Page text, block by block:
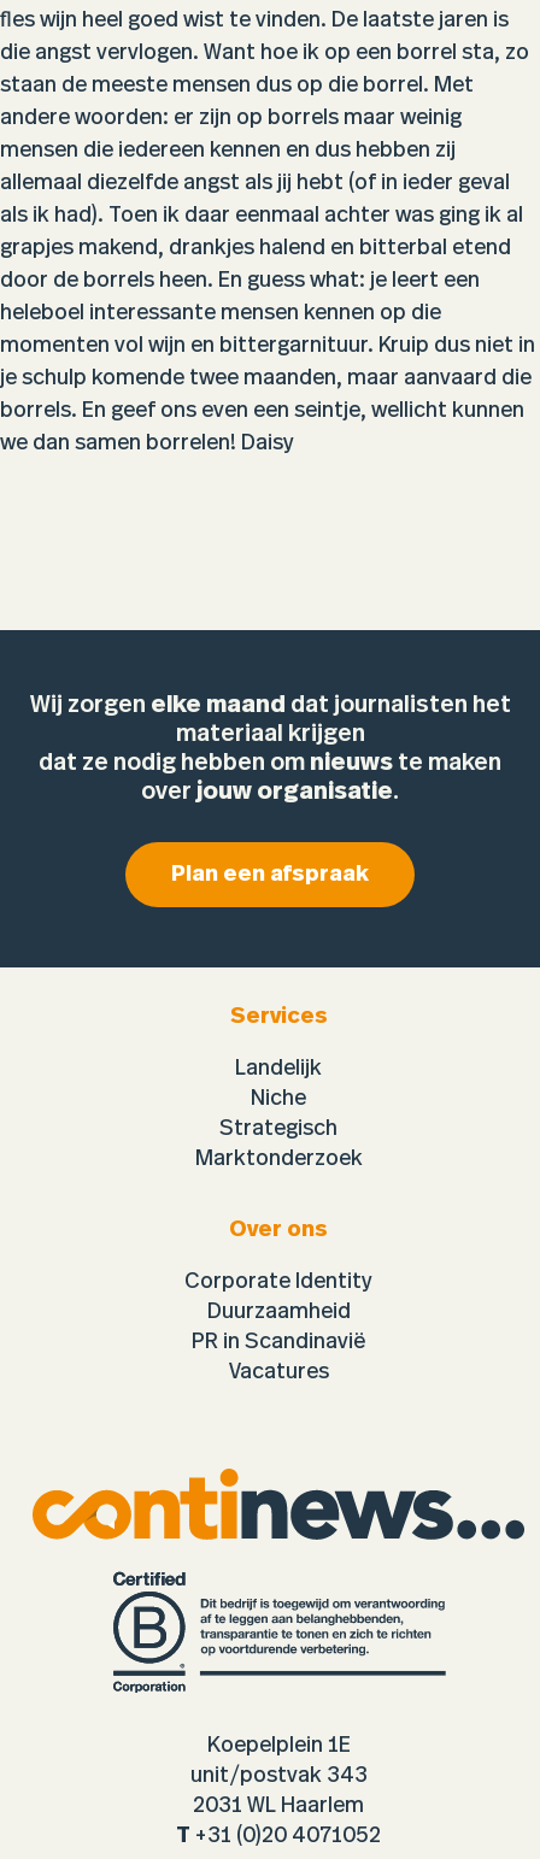
fles wijn heel goed wist te vinden. De laatste jaren is
die angst vervlogen. Want hoe ik op een borrel sta, zo
staan de meeste mensen dus op die borrel. Met
andere woorden: er zijn op borrels maar weinig
mensen die iedereen kennen en dus hebben zij
allemaal diezelfde angst als jij hebt (of in ieder geval
als ik had). Toen ik daar eenmaal achter was ging ik al
grapjes makend, drankjes halend en bitterbal etend
door de borrels heen. En guess what: je leert een
heleboel interessante mensen kennen op die
momenten vol wijn en bittergarnituur. Kruip dus niet in
je schulp komende twee maanden, maar aanvaard die
borrels. En geef ons even een seintje, wellicht kunnen
we dan samen borrelen! Daisy
Wij zorgen elke maand dat journalisten het
materiaal krijgen
dat ze nodig hebben om nieuws te maken
over jouw organisatie.
Plan een afspraak
Services
Landelijk
Niche
Strategisch
Marktonderzoek
Over ons
Corporate Identity
Duurzaamheid
PR in Scandinavië
Vacatures
Koepelplein 1E
unit/postvak 343
2031 WL Haarlem
T+31 (0)20 4071052